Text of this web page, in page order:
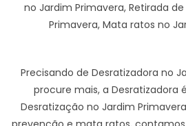
no Jardim Primavera, Retirada
Primavera, Mata ratos no
Precisando de Desratizadora no
procure mais, a Desratizadora
Desratização no Jardim